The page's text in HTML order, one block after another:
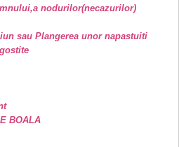
nodurilor(necazurilor)
sau Plangerea unor napastuiti
BOALA